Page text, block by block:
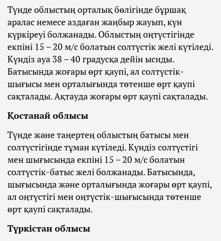
Түнде облыстың орталық бөлігінде бұршақ
аралас немесе аздаған жаңбыр жауып, күн
күркіреуі болжанады. Облыстың оңтүстігінде
екпіні 15 – 20 м/с болатын солтүстік желі күтіледі.
Күндіз ауа 38 – 40 градусқа дейін ысиды.
Батысында жоғары өрт қаупі, ал солтүстік-
шығысы мен орталығында төтенше өрт қаупі
сақталады. Ақтауда жоғары өрт қаупі сақталады.
Қостанай облысы
Түнде және таңертең облыстың батысы мен
солтүстігінде тұман күтіледі. Күндіз солтүстігі
мен шығысында екпіні 15 – 20 м/с болатын
солтүстік-батыс желі болжанады. Батысында,
шығысында және орталығында жоғары өрт қаупі,
ал оңтүстігі мен оңтүстік-шығысында төтенше
өрт қаупі сақталады.
Түркістан облысы